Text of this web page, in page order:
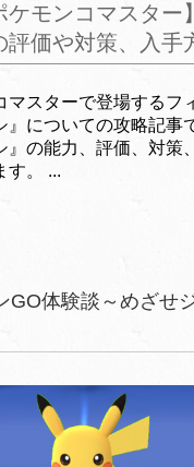
ケモンコマスター
評価や対策、入手
マスターで登場するフ
』についての攻略記事
』の能力、評価、対策
す。 ...
GO体験談～めざせ